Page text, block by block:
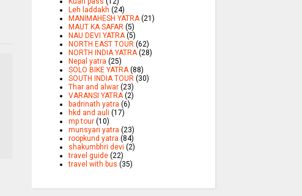
Leh laddakh (24)
MANIMAHESH YATRA (21)
MAUT KA SAFAR (5)
NAU DEVI YATRA (5)
NORTH EAST TOUR (62)
NORTH INDIA YATRA (28)
Nepal yatra (25)
SOLO BIKE YATRA (88)
SOUTH INDIA TOUR (30)
Thar and alwar (23)
VARANSI YATRA (2)
badrinath yatra (6)
hkd and auli (17)
mp tour (10)
munsyari yatra (23)
roopkund yatra (84)
shakumbhri devi (2)
travel guide (22)
travel with bus (35)